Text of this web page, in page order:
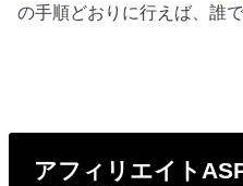
の手順どおりに行えば、誰
アフィリエイト